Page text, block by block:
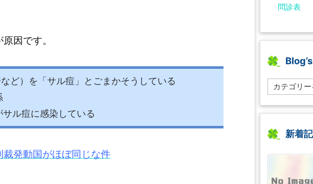
因です。
ど）を「サル痘」とごまかそうしている
ル痘に感染している
発動国がほぼ同じな件
問診表
l
g’s
テ
リ
新着